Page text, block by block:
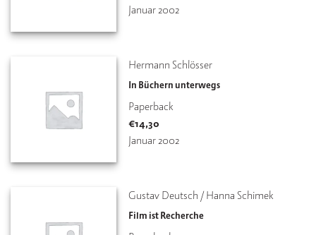
Januar 2002
Hermann Schlösser
In Büchern unterwegs
Paperback
€14,30
Januar 2002
Gustav Deutsch / Hanna Schimek
Film ist Recherche